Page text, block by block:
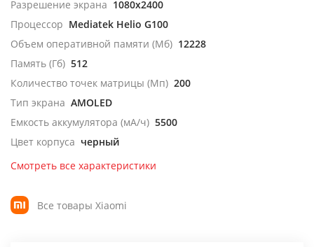
Разрешение экрана 1080x2400
Процессор Mediatek Helio G100
Объем оперативной памяти (Мб) 12228
Память (Гб) 512
Количество точек матрицы (Мп) 200
Тип экрана AMOLED
Емкость аккумулятора (мА/ч) 5500
Цвет корпуса черный
Смотреть все характеристики
Все товары Xiaomi